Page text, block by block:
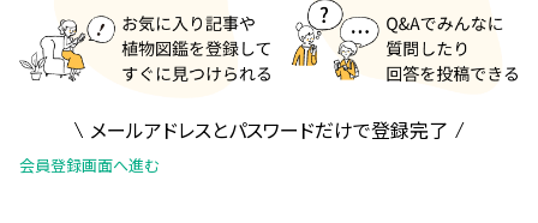
メールアドレスとパスワードだけで登録完了
会員登録画面へ進む